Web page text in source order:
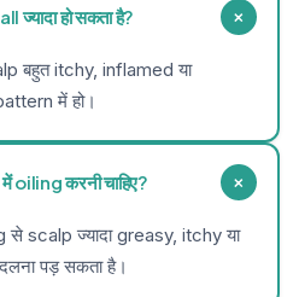
हो सकता है? +
बहुत itchy, inflamed या
में हो।
करनी चाहिए? +
scalp ज्यादा greasy, itchy या
पड़ सकता है।